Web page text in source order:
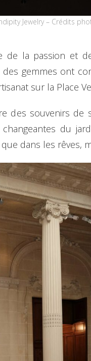
Jewelry – Crédits
de la passion et
gemmes ont
sur la Place
des souvenirs
du
dans les rêves,